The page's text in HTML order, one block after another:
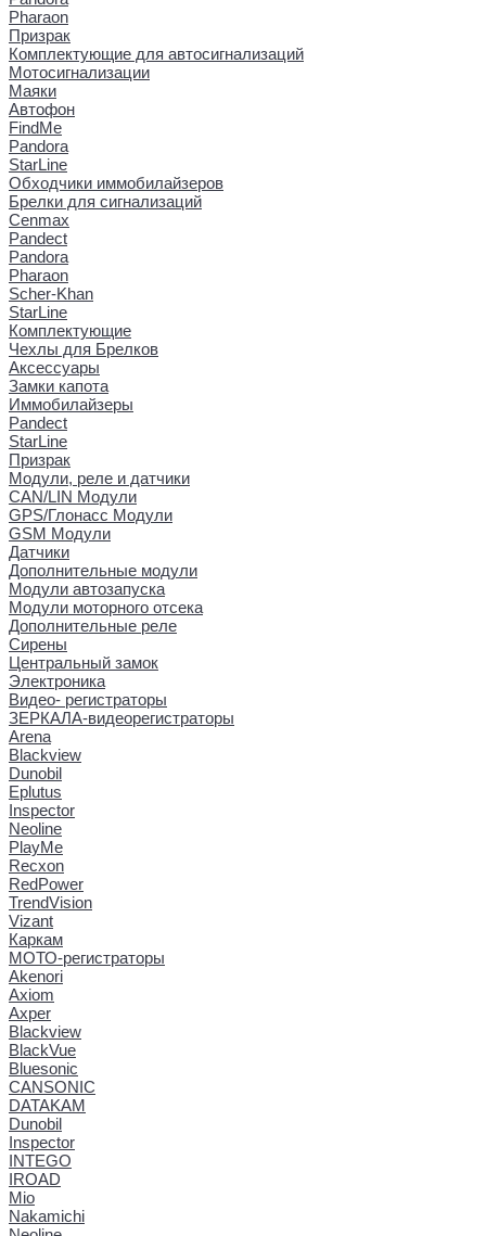
Pharaon
Призрак
Комплектующие для автосигнализаций
Мотосигнализации
Маяки
Автофон
FindMe
Pandora
StarLine
Обходчики иммобилайзеров
Брелки для сигнализаций
Cenmax
Pandect
Pandora
Pharaon
Scher-Khan
StarLine
Комплектующие
Чехлы для Брелков
Аксессуары
Замки капота
Иммобилайзеры
Pandect
StarLine
Призрак
Модули, реле и датчики
CAN/LIN Модули
GPS/Глонасс Модули
GSM Модули
Датчики
Дополнительные модули
Модули автозапуска
Модули моторного отсека
Дополнительные реле
Сирены
Центральный замок
Электроника
Видео- регистраторы
ЗЕРКАЛА-видеорегистраторы
Arena
Blackview
Dunobil
Eplutus
Inspector
Neoline
PlayMe
Recxon
RedPower
TrendVision
Vizant
Каркам
МОТО-регистраторы
Akenori
Axiom
Axper
Blackview
BlackVue
Bluesonic
CANSONIC
DATAKAM
Dunobil
Inspector
INTEGO
IROAD
Mio
Nakamichi